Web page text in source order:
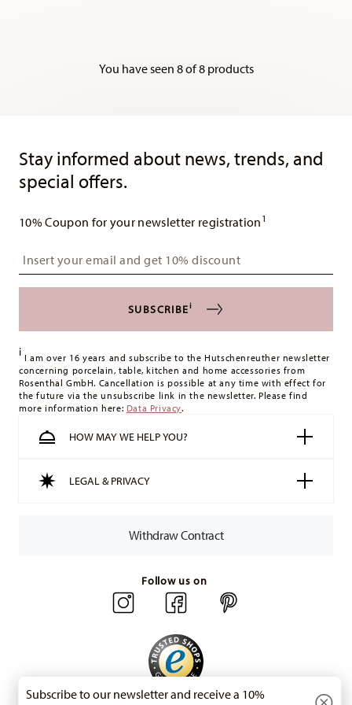
You have seen 8 of 8 products
Stay informed about news, trends, and
special offers.
10% Coupon for your newsletter registration 1
SUBSCRIBEi
i I am over 16 years and subscribe to the Hutschenreuther newsletter
concerning porcelain, table, kitchen and home accessories from
Rosenthal GmbH. Cancellation is possible at any time with effect for
the future via the unsubscribe link in the newsletter. Please find
more information here: Data Privacy.
HOW MAY WE HELP YOU?
LEGAL & PRIVACY
Withdraw Contract
Follow us on
Subscribe to our newsletter and receive a 10%